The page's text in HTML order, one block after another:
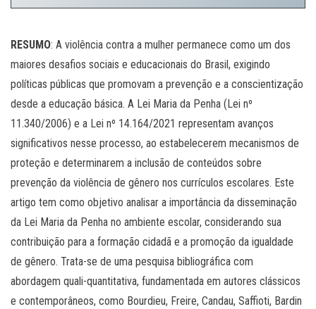
RESUMO: A violência contra a mulher permanece como um dos
maiores desafios sociais e educacionais do Brasil, exigindo
políticas públicas que promovam a prevenção e a conscientização
desde a educação básica. A Lei Maria da Penha (Lei nº
11.340/2006) e a Lei nº 14.164/2021 representam avanços
significativos nesse processo, ao estabelecerem mecanismos de
proteção e determinarem a inclusão de conteúdos sobre
prevenção da violência de gênero nos currículos escolares. Este
artigo tem como objetivo analisar a importância da disseminação
da Lei Maria da Penha no ambiente escolar, considerando sua
contribuição para a formação cidadã e a promoção da igualdade
de gênero. Trata-se de uma pesquisa bibliográfica com
abordagem quali-quantitativa, fundamentada em autores clássicos
e contemporâneos, como Bourdieu, Freire, Candau, Saffioti, Bardin